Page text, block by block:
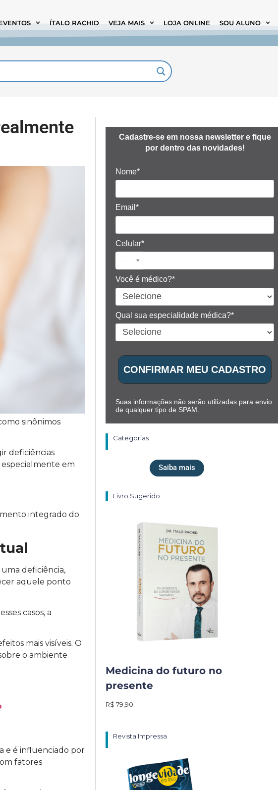
ÍTALO RACHID VEJA MAIS LOJA ONLINE SOU ALUNO
sinônimos
deficiências
especialmente em
integrado do
deficiência,
aquele ponto
casos, a
mais visíveis. O
o ambiente
e é influenciado por
fatores
Cadastre-se em nossa newsletter e fique
por dentro das novidades!
Nome*
Email*
Celular*
Você é médico?*
Qual sua especialidade médica?*
CONFIRMAR MEU CADASTRO
Suas informações não serão utilizadas para envio
de qualquer tipo de SPAM.
Categorias
Saiba mais
Livro Sugerido
Medicina do futuro no
presente
R$ 79,90
Revista Impressa